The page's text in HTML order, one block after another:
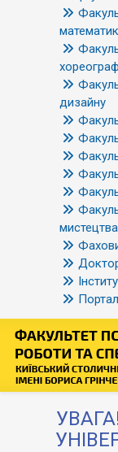
дизайну
мистецтва